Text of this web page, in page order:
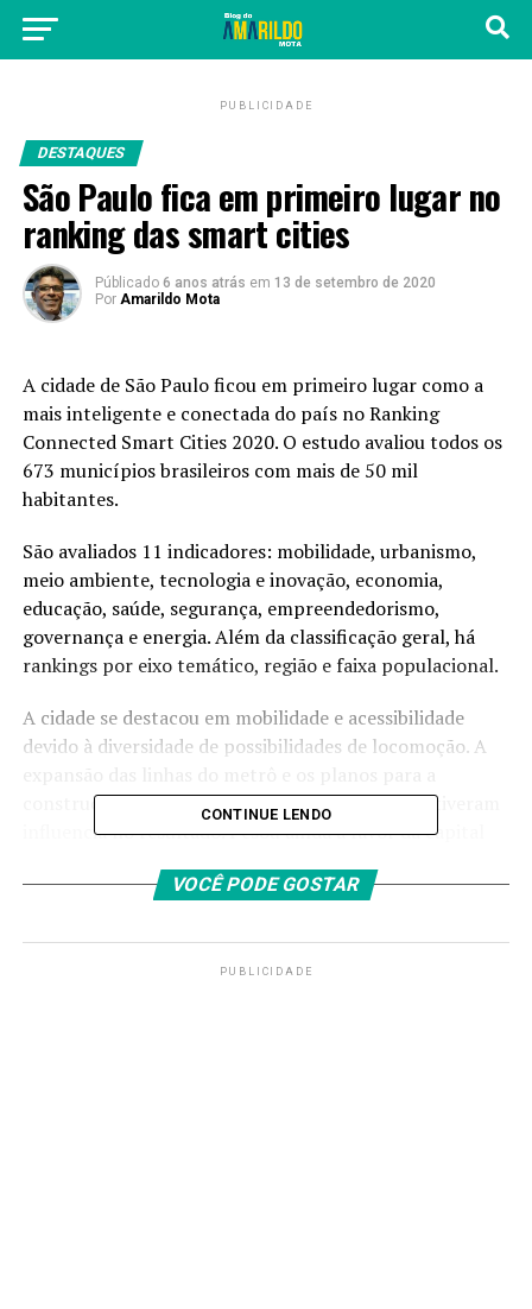
PUBLICIDADE
DESTAQUES
São Paulo fica em primeiro lugar no
ranking das smart cities
Públicado 6 anos atrás em 13 de setembro de 2020
Por Amarildo Mota
A cidade de São Paulo ficou em primeiro lugar como a
mais inteligente e conectada do país no Ranking
Connected Smart Cities 2020. O estudo avaliou todos os
673 municípios brasileiros com mais de 50 mil
habitantes.
São avaliados 11 indicadores: mobilidade, urbanismo,
meio ambiente, tecnologia e inovação, economia,
educação, saúde, segurança, empreendedorismo,
governança e energia. Além da classificação geral, há
rankings por eixo temático, região e faixa populacional.
A cidade se destacou em mobilidade e acessibilidade
devido à diversidade de possibilidades de locomoção. A
construção de novos ramais nos próximos anos tiveram
influencia no resultado. Pesou ainda a favor da capital
destinos que podem ser acessados pelos aeroportos de
Em relação à tecnologia e inovação, a capital paulista
CONTINUE LENDO
VOCÊ PODE GOSTAR
PUBLICIDADE